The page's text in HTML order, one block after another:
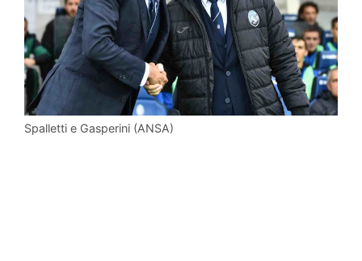
Spalletti e Gasperini (ANSA)